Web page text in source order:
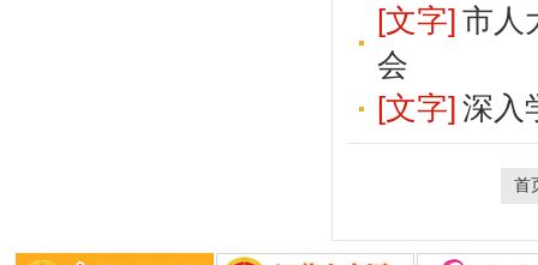
[文字] 市人
会
[文字] 深入
首